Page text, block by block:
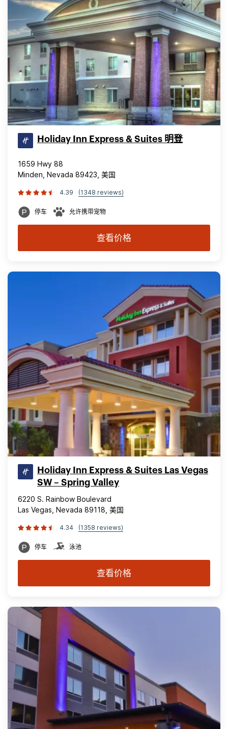
Holiday Inn Express & Suites 明登
1659 Hwy 88
Minden, Nevada 89423, 美国
4.39 (1348 reviews)
停车 允许携带宠物
查看价格
Holiday Inn Express & Suites Las Vegas
SW – Spring Valley
6220 S. Rainbow Boulevard
Las Vegas, Nevada 89118, 美国
4.34 (1358 reviews)
停车 泳池
查看价格